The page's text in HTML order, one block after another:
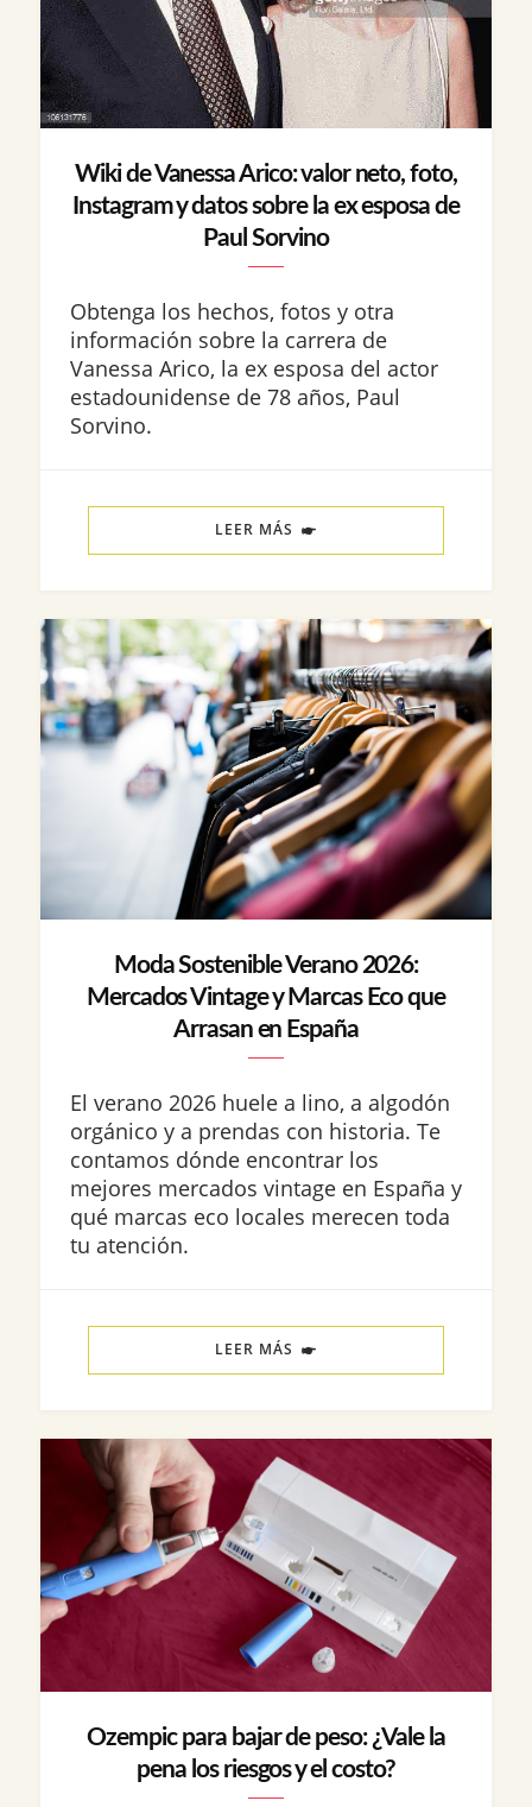
Wiki de Vanessa Arico: valor neto, foto,
Instagram y datos sobre la ex esposa de
Paul Sorvino
Obtenga los hechos, fotos y otra
información sobre la carrera de
Vanessa Arico, la ex esposa del actor
estadounidense de 78 años, Paul
Sorvino.
LEER MÁS
Moda Sostenible Verano 2026:
Mercados Vintage y Marcas Eco que
Arrasan en España
El verano 2026 huele a lino, a algodón
orgánico y a prendas con historia. Te
contamos dónde encontrar los
mejores mercados vintage en España y
qué marcas eco locales merecen toda
tu atención.
LEER MÁS
Ozempic para bajar de peso: ¿Vale la
pena los riesgos y el costo?